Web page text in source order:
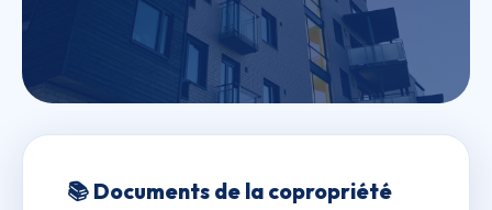
78 RUE DES MARTYRS
📚 Documents de la copropriété